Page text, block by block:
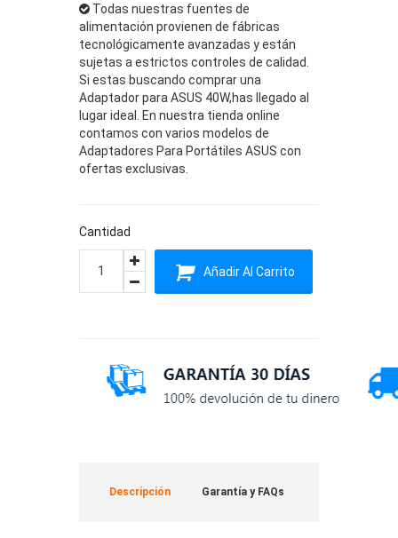
Todas nuestras fuentes de
alimentación provienen de fábricas
tecnológicamente avanzadas y están
sujetas a estrictos controles de calidad.
Si estas buscando comprar una
Adaptador para ASUS 40W,has llegado al
lugar ideal. En nuestra tienda online
contamos con varios modelos de
Adaptadores Para Portátiles ASUS con
ofertas exclusivas.
Cantidad
Añadir Al Carrito
Descripción Garantía y FAQs